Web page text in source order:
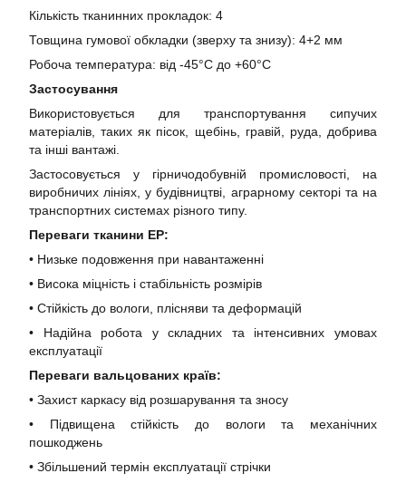
Кількість тканинних прокладок: 4
Товщина гумової обкладки (зверху та знизу): 4+2 мм
Робоча температура: від -45°C до +60°C
Застосування
Використовується для транспортування сипучих
матеріалів, таких як пісок, щебінь, гравій, руда, добрива
та інші вантажі.
Застосовується у гірничодобувній промисловості, на
виробничих лініях, у будівництві, аграрному секторі та на
транспортних системах різного типу.
Переваги тканини EP:
• Низьке подовження при навантаженні
• Висока міцність і стабільність розмірів
• Стійкість до вологи, плісняви та деформацій
• Надійна робота у складних та інтенсивних умовах
експлуатації
Переваги вальцованих країв:
• Захист каркасу від розшарування та зносу
• Підвищена стійкість до вологи та механічних
пошкоджень
• Збільшений термін експлуатації стрічки